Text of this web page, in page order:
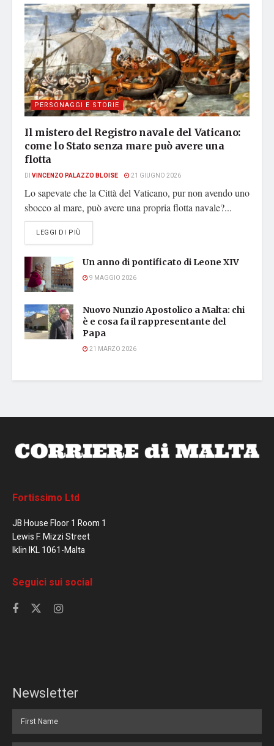
PERSONAGGI E STORIE
Il mistero del Registro navale del Vaticano:
come lo Stato senza mare può avere una
flotta
DI VINCENZO PALAZZO BLOISE 21 GIUGNO 2026
Lo sapevate che la Città del Vaticano, pur non avendo uno
sbocco al mare, può avere una propria flotta navale?...
LEGGI DI PIÙ
Un anno di pontificato di Leone XIV
9 MAGGIO 2026
Nuovo Nunzio Apostolico a Malta: chi
è e cosa fa il rappresentante del
Papa
21 MARZO 2026
Fortissimo Ltd
JB House Floor 1 Room 1
Lewis F. Mizzi Street
Iklin IKL 1061-Malta
Seguici sui social
Newsletter